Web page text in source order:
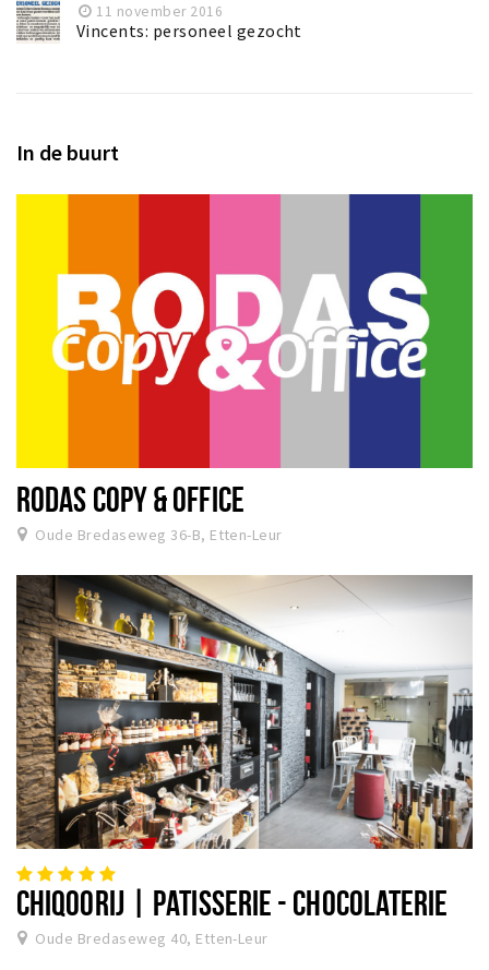
11 november 2016
Vincents: personeel gezocht
In de buurt
RODAS COPY & OFFICE
Oude Bredaseweg 36-B, Etten-Leur
CHIQOORIJ | PATISSERIE - CHOCOLATERIE
Oude Bredaseweg 40, Etten-Leur